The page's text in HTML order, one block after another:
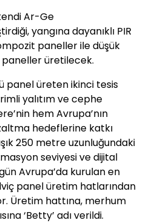
Ar-Ge
yangına dayanıklı PIR
paneller ile düşük
üretilecek.
panel üreten ikinci tesis
yalıtım ve cephe
hem Avrupa’nın
hedeflerine katkı
250 metre uzunluğundaki
seviyesi ve dijital
Avrupa’da kurulan en
panel üretim hatlarından
Üretim hattına, merhum
‘Betty’ adı verildi.